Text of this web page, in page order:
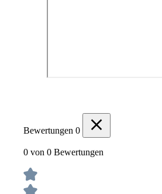
Bewertungen 0
0 von 0 Bewertungen